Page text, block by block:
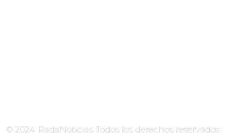
© 2024 RadaNoticias Todos los derechos reservados